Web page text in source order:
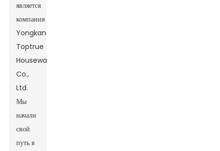
является
компания
Yongkang
Toptrue
Houseware
Co.,
Ltd.
Мы
начали
свой
путь в